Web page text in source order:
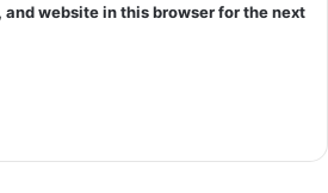
and website in this browser for the next